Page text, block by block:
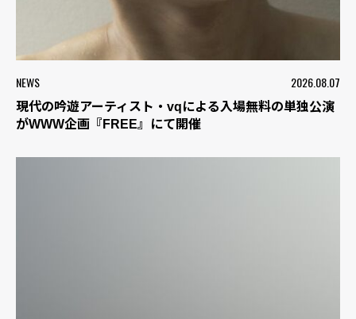
NEWS 2026.08.07
現代の吟遊アーティスト・vqによる入場無料の単独公演
がWWW企画『FREE』にて開催